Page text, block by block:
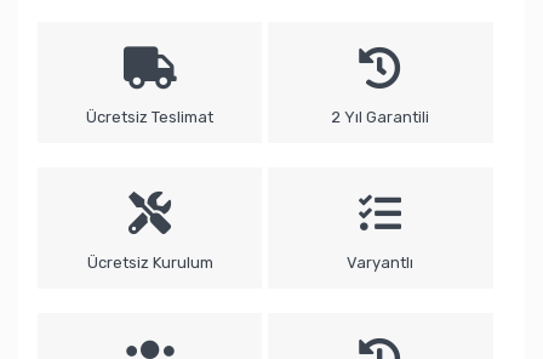
Ücretsiz Teslimat 2 Yıl Garantili
Ücretsiz Kurulum Varyantlı